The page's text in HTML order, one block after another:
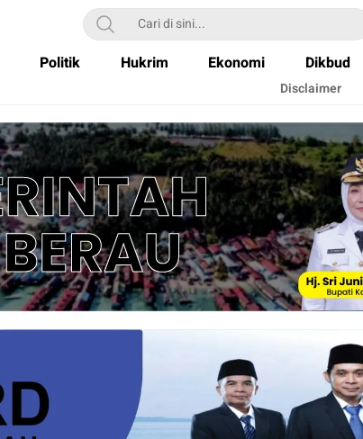
Politik Hukrim Ekonomi Dikbud
Disclaimer